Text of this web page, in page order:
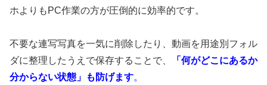
ホよりもPC作業の方が圧倒的に効率的です。
不要な連写写真を一気に削除したり、動画を用途別フォル
ダに整理したうえで保存することで、
「何がどこにあるか
分からない状態」も防げます。